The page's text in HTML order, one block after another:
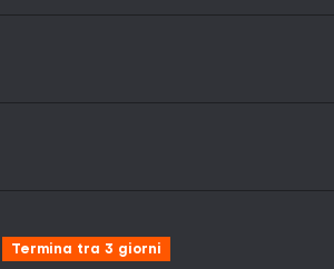
Termina tra 3 giorni